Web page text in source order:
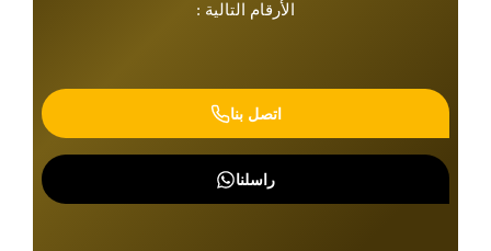
الأرقام التالية :
اتصل بنا
راسلنا